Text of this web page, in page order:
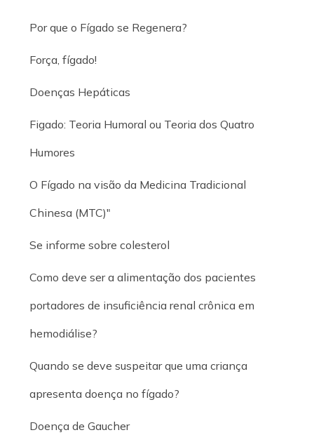
Por que o Fígado se Regenera?
Força, fígado!
Doenças Hepáticas
Figado: Teoria Humoral ou Teoria dos Quatro
Humores
O Fígado na visão da Medicina Tradicional
Chinesa (MTC)"
Se informe sobre colesterol
Como deve ser a alimentação dos pacientes
portadores de insuficiência renal crônica em
hemodiálise?
Quando se deve suspeitar que uma criança
apresenta doença no fígado?
Doença de Gaucher